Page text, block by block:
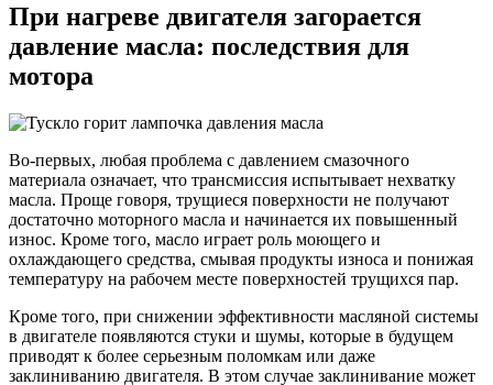
При нагреве двигателя загорается
давление масла: последствия для
мотора
Во-первых, любая проблема с давлением смазочного
материала означает, что трансмиссия испытывает нехватку
масла. Проще говоря, трущиеся поверхности не получают
достаточно моторного масла и начинается их повышенный
износ. Кроме того, масло играет роль моющего и
охлаждающего средства, смывая продукты износа и понижая
температуру на рабочем месте поверхностей трущихся пар.
Кроме того, при снижении эффективности масляной системы
в двигателе появляются стуки и шумы, которые в будущем
приводят к более серьезным поломкам или даже
заклиниванию двигателя. В этом случае заклинивание может